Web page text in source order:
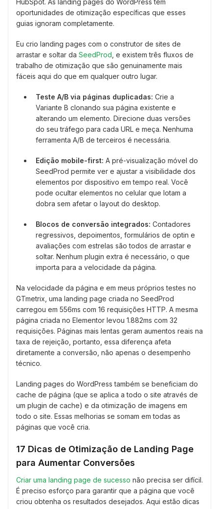
HubSpot. As landing pages do WordPress têm
oportunidades de otimização específicas que esses
guias ignoram completamente.
Eu crio landing pages com o construtor de sites de
arrastar e soltar da SeedProd , e existem três fluxos de
trabalho de otimização que são genuinamente mais
fáceis aqui do que em qualquer outro lugar.
Teste A/B via páginas duplicadas: Crie a
Variante B clonando sua página existente e
alterando um elemento. Direcione duas versões
do seu tráfego para cada URL e meça. Nenhuma
ferramenta A/B de terceiros é necessária.
Edição mobile-first: A pré-visualização móvel do
SeedProd permite ver e ajustar a visibilidade dos
elementos por dispositivo em tempo real. Você
pode ocultar elementos no celular que lotam a
dobra sem afetar o layout do desktop.
Blocos de conversão integrados: Contadores
regressivos, depoimentos, formulários de optin e
avaliações com estrelas são todos de arrastar e
soltar. Nenhum plugin extra é necessário, o que
importa para a velocidade da página.
Na velocidade da página e em meus próprios testes no
GTmetrix, uma landing page criada no SeedProd
carregou em 556ms com 16 requisições HTTP. A mesma
página criada no Elementor levou 1.882ms com 32
requisições. Páginas mais lentas geram aumentos reais na
taxa de rejeição, portanto, essa diferença afeta
diretamente a conversão, não apenas o desempenho
técnico.
Landing pages do WordPress também se beneficiam do
cache de página (que se aplica a todo o site através de
um plugin de cache) e da otimização de imagens em
todo o site. Essas melhorias se somam em todas as
páginas que você cria.
17 Dicas de Otimização de Landing Page
para Aumentar Conversões
Criar uma landing page de sucesso não precisa ser difícil.
É preciso esforço para garantir que a página que você
criou obtenha os resultados desejados. Aqui estão dicas